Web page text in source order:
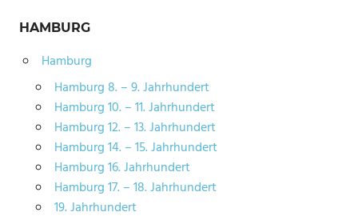
HAMBURG
Hamburg
Hamburg 8. – 9. Jahrhundert
Hamburg 10. – 11. Jahrhundert
Hamburg 12. – 13. Jahrhundert
Hamburg 14. – 15. Jahrhundert
Hamburg 16. Jahrhundert
Hamburg 17. – 18. Jahrhundert
19. Jahrhundert